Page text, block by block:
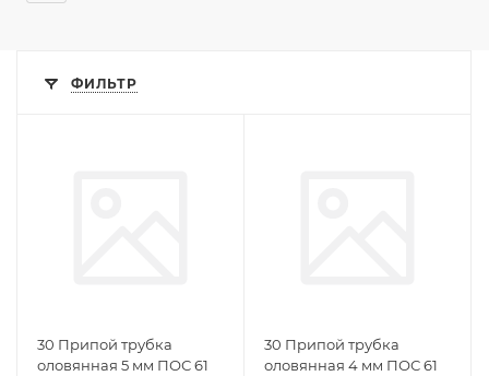
ФИЛЬТР
30 Припой трубка
оловянная 5 мм ПОС 61
30 Припой трубка
оловянная 4 мм ПОС 61